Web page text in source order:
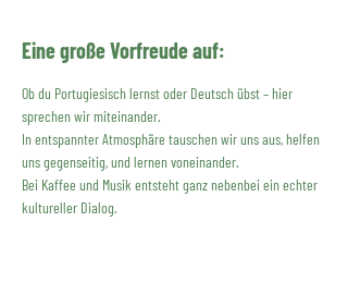
Eine große Vorfreude auf:
Ob du Portugiesisch lernst oder Deutsch übst – hier
sprechen wir miteinander.
In entspannter Atmosphäre tauschen wir uns aus, helfen
uns gegenseitig, und lernen voneinander.
Bei Kaffee und Musik entsteht ganz nebenbei ein echter
kultureller Dialog.